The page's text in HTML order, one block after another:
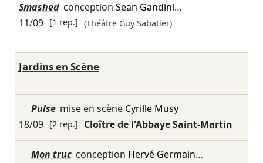
Smashed conception Sean Gandini…
11/09 [1 rep.] (Théâtre Guy Sabatier)
Jardins en Scène
Pulse mise en scène Cyrille Musy
18/09 [2 rep.] Cloître de l'Abbaye Saint-Martin
Mon truc conception Hervé Germain…